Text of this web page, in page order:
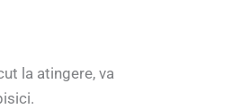
la atingere, va